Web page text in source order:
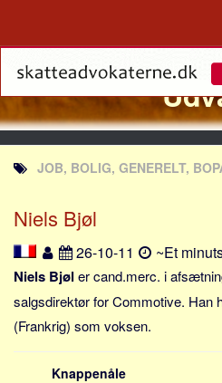
Portal
Udvandrerne.dk
Utvandrerne.no
Utvandrarna.se
Tyskland.dk
England.dk
Rusland.dk
JLKM.dk
Lande
Tyrkiet
Spanien
JOB, BOLIG, GENERELT,
Niels Bjøl
26-10-11 ~Et
Niels Bjøl er cand.merc. i
salgsdirektør for Commotive. Han
(Frankrig) som voksen.
Knappenåle